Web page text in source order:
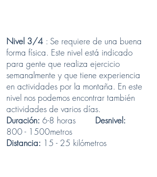
Nivel 3/4 : Se requiere de una buena
forma física. Este nivel está indicado
para gente que realiza ejercicio
semanalmente y que tiene experiencia
en actividades por la montaña. En este
nivel nos podemos encontrar también
actividades de varios días.
Duración: 6-8 horas
Desnivel:
800 - 1500metros
Distancia: 15 - 25 kilómetros